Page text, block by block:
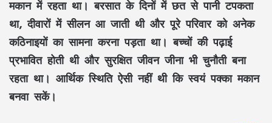
मकानमें रहता था।बरसातके दिनों में छत से पानी टपकता
था, दीवारों में सीलन आ जाती थी और पूरे परिवार को अनेक
कठिनाइयों का सामना करना पड़ता था।बच्चों की पढ़ाई
प्रभावित होती थी औरसुरक्षित जीवनजीना भी चुनौती बना
रहता था। आर्थिक स्थिति ऐसी नहीं थी कि स्वयंपक्का मकान
बनवा सकें।